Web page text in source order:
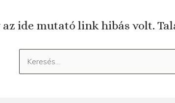
ide mutató link hibás volt.
Keresés: